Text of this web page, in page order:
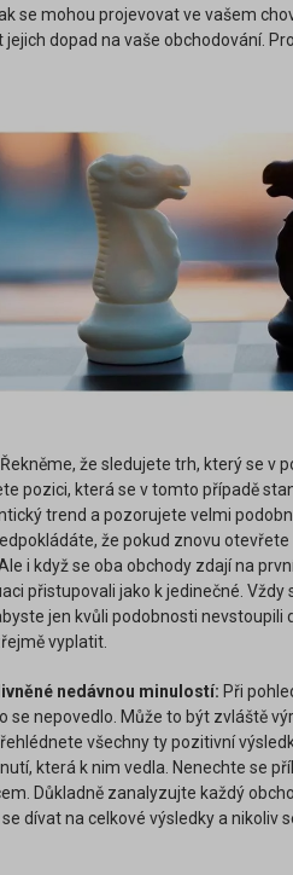
se mohou projevovat ve vašem
dopad na vaše obchodování.
Řekněme, že sledujete trh, který se v
pozici, která se v tomto případě
trend a pozorujete velmi
že pokud znovu
i když se oba obchody zdají na
přistupovali jako k jedinečné. Vždy
jen kvůli podobnosti nevstoupili
vyplatit.
nedávnou minulostí: Při
se nepovedlo. Může to být zvláště
všechny ty pozitivní
která k nim vedla. Nenechte se
Důkladně zanalyzujte každý
dívat na celkové výsledky a nikoliv